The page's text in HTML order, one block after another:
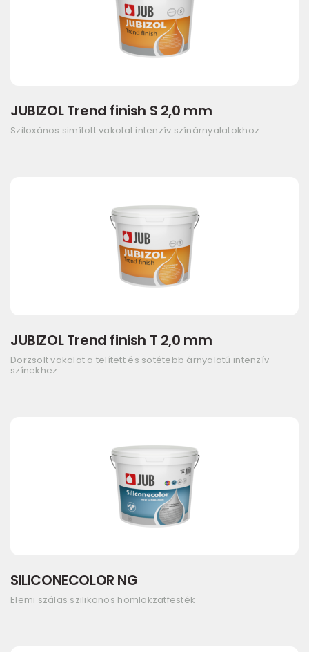
JUBIZOL Trend finish S 2,0 mm
Sziloxános simított vakolat intenzív színárnyalatokhoz
JUBIZOL Trend finish T 2,0 mm
Dörzsölt vakolat a telített és sötétebb árnyalatú intenzív
színekhez
SILICONECOLOR NG
Elemi szálas szilikonos homlokzatfesték